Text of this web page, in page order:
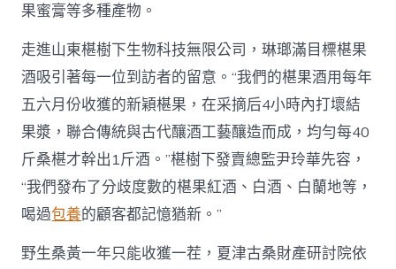
果蜜膏等多種產物。
走進山東椹樹下生物科技無限公司，琳瑯滿目標椹果
酒吸引著每一位到訪者的留意。“我們的椹果酒用每年
五六月份收獲的新穎椹果，在采摘后4小時內打壞結
果漿，聯合傳統與古代釀酒工藝釀造而成，均勻每40
斤桑椹才幹出1斤酒。”椹樹下發賣總監尹玲華先容，
“我們發布了分歧度數的椹果紅酒、白酒、白蘭地等，
喝過包養的顧客都記憶猶新。”
野生桑黃一年只能收獲一茬，夏津古桑財產研討院依